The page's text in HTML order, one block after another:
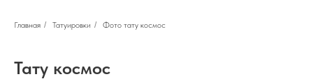
Главная / Татуировки / Фото тату космос
Тату космос